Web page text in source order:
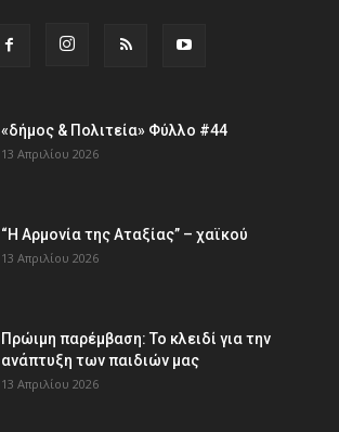
«δήμος & Πολιτεία» Φύλλο #44
13 Απριλίου 2026
“Η Αρμονία της Αταξίας” – χαϊκού
13 Απριλίου 2026
Πρώιμη παρέμβαση: Το κλειδί για την
ανάπτυξη των παιδιών µας
13 Απριλίου 2026